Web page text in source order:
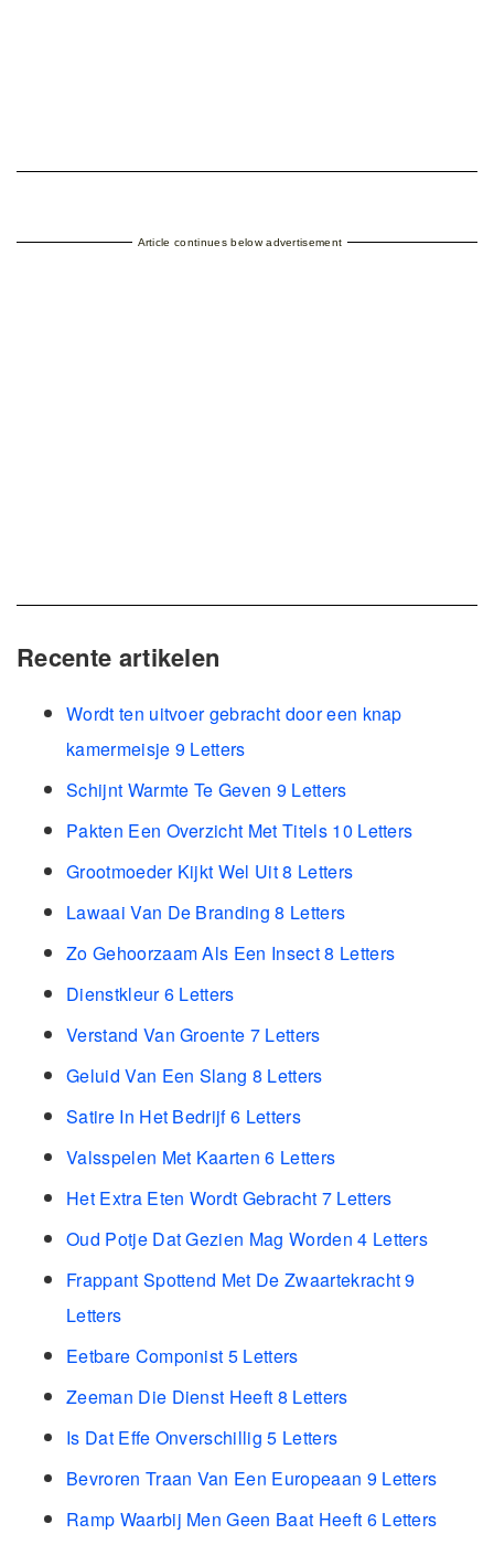
Article continues below advertisement
Recente artikelen
Wordt ten uitvoer gebracht door een knap
kamermeisje 9 Letters
Schijnt Warmte Te Geven 9 Letters
Pakten Een Overzicht Met Titels 10 Letters
Grootmoeder Kijkt Wel Uit 8 Letters
Lawaai Van De Branding 8 Letters
Zo Gehoorzaam Als Een Insect 8 Letters
Dienstkleur 6 Letters
Verstand Van Groente 7 Letters
Geluid Van Een Slang 8 Letters
Satire In Het Bedrijf 6 Letters
Valsspelen Met Kaarten 6 Letters
Het Extra Eten Wordt Gebracht 7 Letters
Oud Potje Dat Gezien Mag Worden 4 Letters
Frappant Spottend Met De Zwaartekracht 9
Letters
Eetbare Componist 5 Letters
Zeeman Die Dienst Heeft 8 Letters
Is Dat Effe Onverschillig 5 Letters
Bevroren Traan Van Een Europeaan 9 Letters
Ramp Waarbij Men Geen Baat Heeft 6 Letters